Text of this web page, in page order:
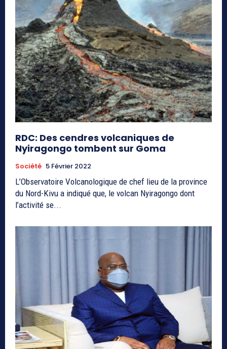
RDC: Des cendres volcaniques de
Nyiragongo tombent sur Goma
Société 5 Février 2022
L’Observatoire Volcanologique de chef lieu de la province
du Nord-Kivu a indiqué que, le volcan Nyiragongo dont
l’activité se...